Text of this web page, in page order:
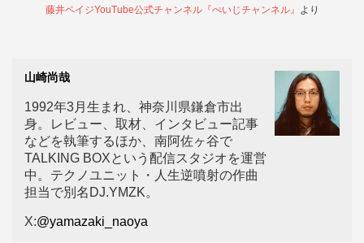
藤井ペイジYouTube公式チャンネル『ぺいじチャンネル』 より
山崎尚哉
1992年3月生まれ、神奈川県鎌倉市出
身。レビュー、取材、インタビュー記事
などを執筆するほか、南阿佐ヶ谷で
TALKING BOXという配信スタジオを運営
中。テクノユニット・人生逆噴射の作曲
担当で別名DJ.YMZK。
X:@yamazaki_naoya